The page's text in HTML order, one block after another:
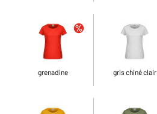
grenadine gris chiné clair